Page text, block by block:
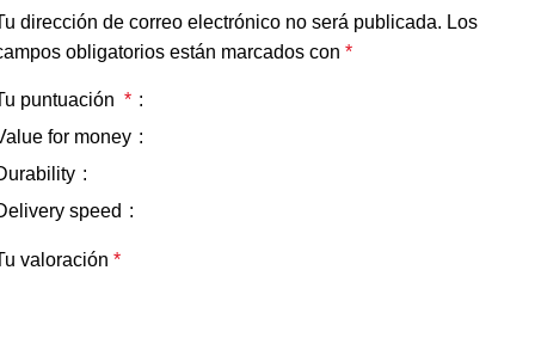
dirección de correo electrónico no será publicada. Los
obligatorios están marcados con *
puntuación *
for money
speed
valoración *